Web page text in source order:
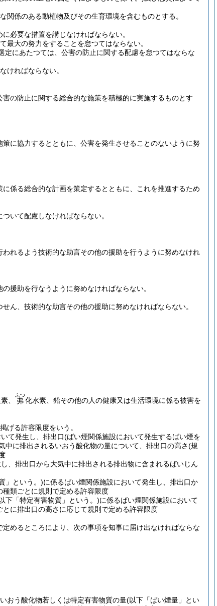
係のある動植物及びその生育環境を含むものとする。
必要な措置を講じなければならない。
大の努力をすることを怠つてはならない。
定にあたつては、公害の防止に関する配慮を怠つてはならな
ければならない。
の防止に関する総合的な施策を積極的に実施するものとす
に協力するとともに、公害を発生させることのないように努
係る総合的な計画を策定するとともに、これを推進するため
いて配慮しなければならない。
れるよう技術的な助言その他の援助を行うように努めなけれ
援助を行なうように努めなければならない。
ん、技術的な助言その他の援助に努めなければならない。
、 弗
ふつ
化水素、鉛その他の人の健康又は生活環境に係る被害を
げる許容限度をいう。
て発生し、排出口(ばい煙関係施設において発生するばい煙を
中に排出されるいおう酸化物の量について、排出口の高さ(規
、排出口から大気中に排出される排出物に含まれるばいじん
」という。)に係るばい煙関係施設において発生し、排出口か
類ごとに規則で定める許容限度
下「特定有害物質」という。)に係るばい煙関係施設において
に排出口の高さに応じて規則で定める許容限度
めるところにより、次の事項を知事に届け出なければならな
おう酸化物若しくは特定有害物質の量(以下「ばい煙量」とい